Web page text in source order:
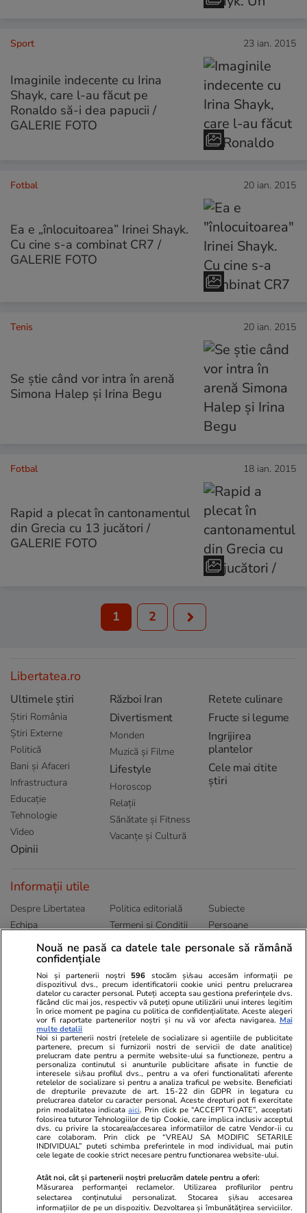
Sport 23 ian. 2015
Imaginile indecente cu Irina
Shayk, care l-au făcut pe
Ronaldo să-i dea papucii /
GALERIE FOTO
Fotbal 20 ian. 2015
Ea e „înlocuitoarea” Irinei Shayk.
Cu cine s-a combinat CR7 /
GALERIE FOTO
Tenis 20 ian. 2015
Se știe când vor intra în arenă
Simona Halep și Irina Begu
Fotbal 18 ian. 2015
Rapid a plecat în cantonamentul
din Grecia cu 13 jucători /
GALERIE FOTO
1 2
Libertatea.ro
Ultimele știri
Știri România
Știri Externe
Politică
Bani și Afaceri
Infrastructura
Educație
Tehnologie
Video
Opinii
Război Iran
Divertisment
Monden
Muzică și Filme
Lifestyle
Horoscop
Relații
Sănătate și Fitness
Vacanțe și Cultură
Retete culinare
Fructe si legume
Ingrijirea
plantelor
Cele mai citite
știri
Informații utile
Despre Libertatea
Echipa
Publicitate
Politica de
Politica editorială
Termeni și Conditii
Abonamente
Subiecte
Persoane
Sitemap
Ringier România
Libertatea pentru
Unica.ro
Program TV
Avantaje
ELLE
Gazeta Sporturilor
Stiri mondene
Calculator sarcina
Ajută Copiii
Locuri de muncă
Imobiliare.ro
Jobradar24
Imoradar24
Colecții Libertatea
Pariază responsabil! Decizia ONJN nr. 821/25.09.2025.
Jocurile de noroc sunt interzise minorilor.
© 2026 Ringier Romania. Toate drepturile rezervate
Nouă ne pasă ca datele tale personale să rămână
confidențiale
Noi și partenerii noștri 596 stocăm și/sau accesăm informații pe
dispozitivul dvs., precum identificatorii cookie unici pentru prelucrarea
datelor cu caracter personal. Puteți accepta sau gestiona preferințele dvs.
făcând clic mai jos, respectiv vă puteți opune utilizării unui interes legitim
în orice moment pe pagina cu politica de confidențialitate. Aceste alegeri
vor fi raportate partenerilor noștri și nu vă vor afecta navigarea. Mai
multe detalii
Noi si partenerii nostri (retelele de socializare si agentiile de publicitate
partenere, precum si furnizorii nostri de servicii de date analitice)
prelucram date pentru a permite website-ului sa functioneze, pentru a
personaliza continutul si anunturile publicitare afisate in functie de
interesele si/sau profilul dvs., pentru a va oferi functionalitati aferente
retelelor de socializare si pentru a analiza traficul pe website. Beneficiati
de drepturile prevazute de art. 15-22 din GDPR in legatura cu
prelucrarea datelor cu caracter personal. Aceste drepturi pot fi exercitate
prin modalitatea indicataaici. Prin click pe “ACCEPT TOATE”, acceptati
folosirea tuturor Tehnologiilor de tip Cookie, care implica inclusiv acceptul
dvs. cu privire la stocarea/accesarea informatiilor de catre Vendor-ii cu
care colaboram. Prin click pe “VREAU SA MODIFIC SETARILE
INDIVIDUAL” puteti schimba preferintele in mod individual, mai putin
cele legate de cookie strict necesare pentru functionarea website-ului.
Atât noi, cât și partenerii noștri prelucrăm datele pentru a oferi:
Măsurarea performanței reclamelor. Utilizarea profilurilor pentru
selectarea conținutului personalizat. Stocarea și/sau accesarea
informațiilor de pe un dispozitiv. Dezvoltarea și îmbunătățirea serviciilor.